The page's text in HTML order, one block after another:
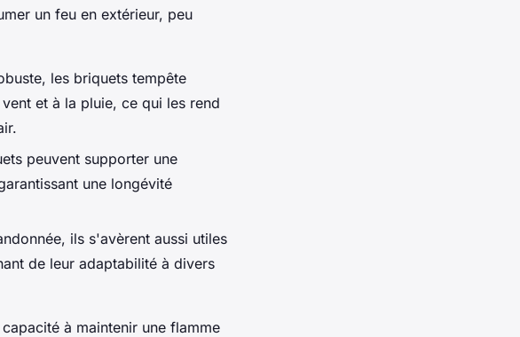
un feu en extérieur, peu
les briquets tempête
et à la pluie, ce qui les rend
peuvent supporter une
une longévité
ils s'avèrent aussi utiles
de leur adaptabilité à divers
à maintenir une flamme